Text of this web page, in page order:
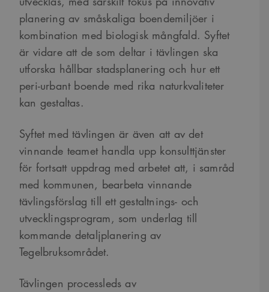
planering av småskaliga boendemiljöer i
kombination med biologisk mångfald. Syftet
är vidare att de som deltar i tävlingen ska
utforska hållbar stadsplanering och hur ett
peri-urbant boende med rika naturkvaliteter
kan gestaltas.
Syftet med tävlingen är även att av det
vinnande teamet handla upp konsulttjänster
för fortsatt uppdrag med arbetet att, i samråd
med kommunen, bearbeta vinnande
tävlingsförslag till ett gestaltnings- och
utvecklingsprogram, som underlag till
kommande detaljplanering av
Tegelbruksområdet.
Tävlingen processleds av